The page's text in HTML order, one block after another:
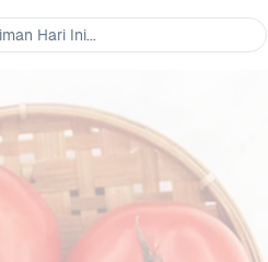
Hari Ini...